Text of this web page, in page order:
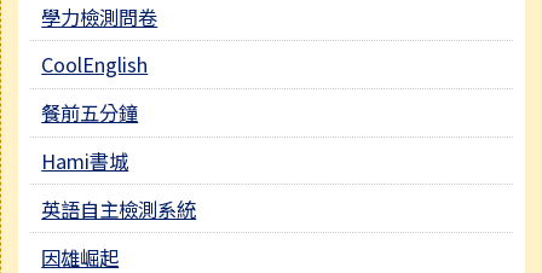
學力檢測問卷
CoolEnglish
餐前五分鐘
Hami書城
英語自主檢測系統
因雄崛起